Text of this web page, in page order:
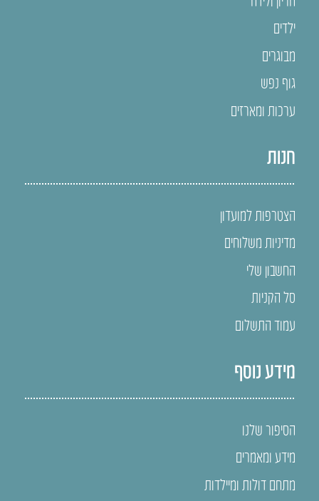
ילדים
מבוגרים
גוף נפש
ערכות ומארזים
חנות
הצטרפות למועדון
מדיניות משלוחים
החשבון שלי
סל הקניות
עמוד התשלום
מידע נוסף
הסיפור שלנו
מידע ומאמרים
מתחם דולות ומיילדות